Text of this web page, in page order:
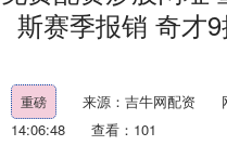
斯赛季报销 奇才
重磅 来源：吉牛网配资
14:06:48
查看：101